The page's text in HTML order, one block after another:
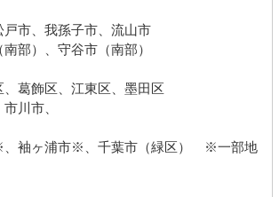
市、我孫子市、流山市
部）、守谷市（南部）
葛飾区、江東区、墨田区
川市、
袖ヶ浦市※、千葉市（緑区） ※一部地